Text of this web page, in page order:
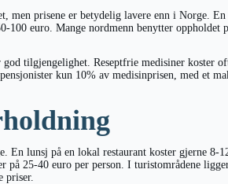
men prisene er betydelig lavere enn i Norge.
100 euro. Mange nordmenn benytter oppholdet
tilgjengelighet. Reseptfrie medisiner koster
kun 10% av medisinprisen, med et
En lunsj på en lokal restaurant koster gjerne 8-
på 25-40 euro per person. I turistområdene
priser.